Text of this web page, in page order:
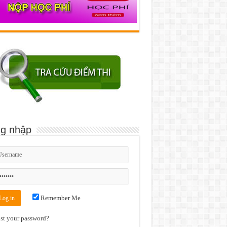
nhập
Remember Me
your password?